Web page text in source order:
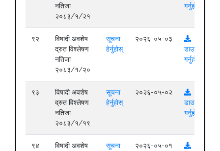
नतिजा
२०८३/१/२१
गर्नुहोस्
९२
विषादी अवशेष
द्रुत विश्लेषण
नतिजा
२०८३/१/२०
सूचना
हेर्नुहोस्
२०२६-०५-०३
डाउनलोड
गर्नुहोस्
९३
विषादी अवशेष
द्रुत विश्लेषण
नतिजा
२०८३/१/१९
सूचना
हेर्नुहोस्
२०२६-०५-०२
डाउनलोड
गर्नुहोस्
९४
विषादी अवशेष
सूचना
२०२६-०५-०१